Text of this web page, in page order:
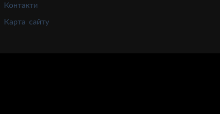
Контакти
Карта сайту